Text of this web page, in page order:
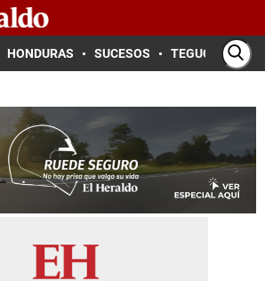
HONDURAS SUCESOS TEGUCIGALPA